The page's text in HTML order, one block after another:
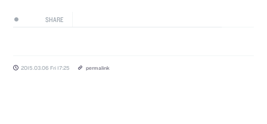
SHARE
2015.03.06 Fri 17:25 permalink